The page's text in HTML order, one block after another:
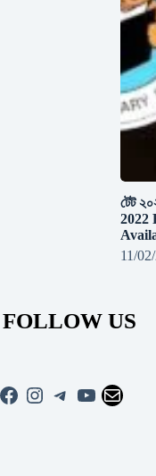
টেট
2022
11/
FOLLOW US
Facebook
Instagram
Telegram
YouTube
Mail